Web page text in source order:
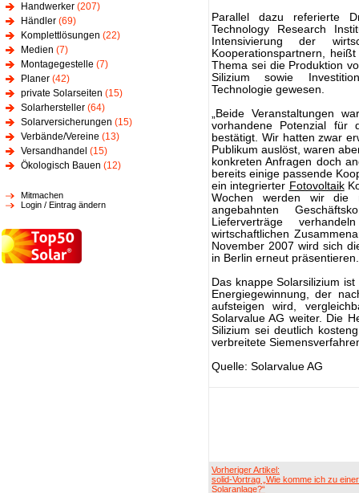
Handwerker (207)
Händler (69)
Komplettlösungen (22)
Medien (7)
Montagegestelle (7)
Planer (42)
private Solarseiten (15)
Solarhersteller (64)
Solarversicherungen (15)
Verbände/Vereine (13)
Versandhandel (15)
Ökologisch Bauen (12)
Mitmachen
Login / Eintrag ändern
Parallel dazu referierte
Technology Research
Intensivierung der
Kooperationspartnern,
Thema sei die Produktion
Silizium sowie
Technologie gewesen.
„Beide Veranstaltungen
vorhandene Potenzial für
bestätigt. Wir hatten zwar
Publikum auslöst, waren
konkreten Anfragen doch
bereits einige passende
ein integrierter Fotovoltaik
Wochen werden wir die
angebahnten
Lieferverträge
wirtschaftlichen
November 2007 wird sich
in Berlin erneut präsentieren.
Das knappe Solarsilizium
Energiegewinnung, der
aufsteigen wird,
Solarvalue AG weiter. Die
Silizium sei deutlich
verbreitete
Quelle: Solarvalue AG
Vorheriger Artikel:
solid-Vortrag „Wie komme ich zu
Solaranlage?“